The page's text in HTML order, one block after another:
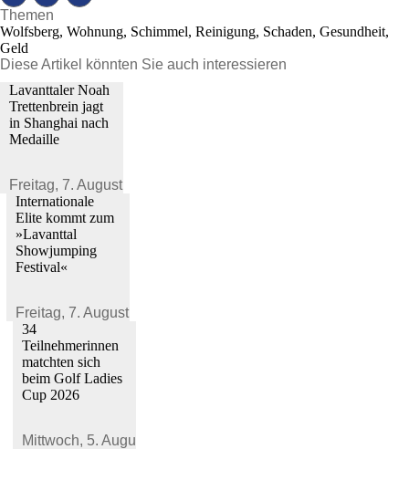
Themen
Wolfsberg, Wohnung, Schimmel, Reinigung, Schaden, Gesundheit,
Geld
Diese Artikel könnten Sie auch interessieren
Lavanttaler Noah
Trettenbrein jagt
in Shanghai nach
Medaille
Freitag, 7. August 2026
Internationale
Elite kommt zum
»Lavanttal
Showjumping
Festival«
Freitag, 7. August 2026
34
Teilnehmerinnen
matchten sich
beim Golf Ladies
Cup 2026
Mittwoch, 5. August 2026